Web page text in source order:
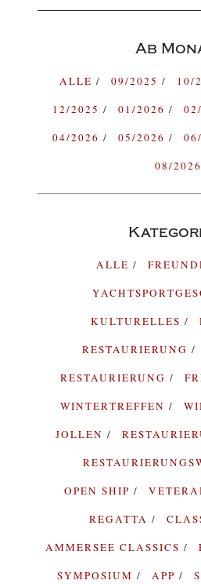
Ab
ALLE 09/2025 10/
12/2025
01/2026
04/2026
05/2026
08/2026
ALLE
KULTURELLES
RESTAURIERUNG
RESTAURIERUNG
WINTERTREFFEN
JOLLEN
OPEN SHIP
REGATTA
AMMERSEE CLASSICS
SYMPOSIUM
APP